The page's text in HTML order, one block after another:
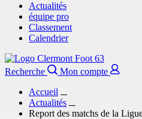
Actualités
équipe pro
Classement
Calendrier
Recherche
Mon compte
Accueil
Actualités
Report des matchs de la